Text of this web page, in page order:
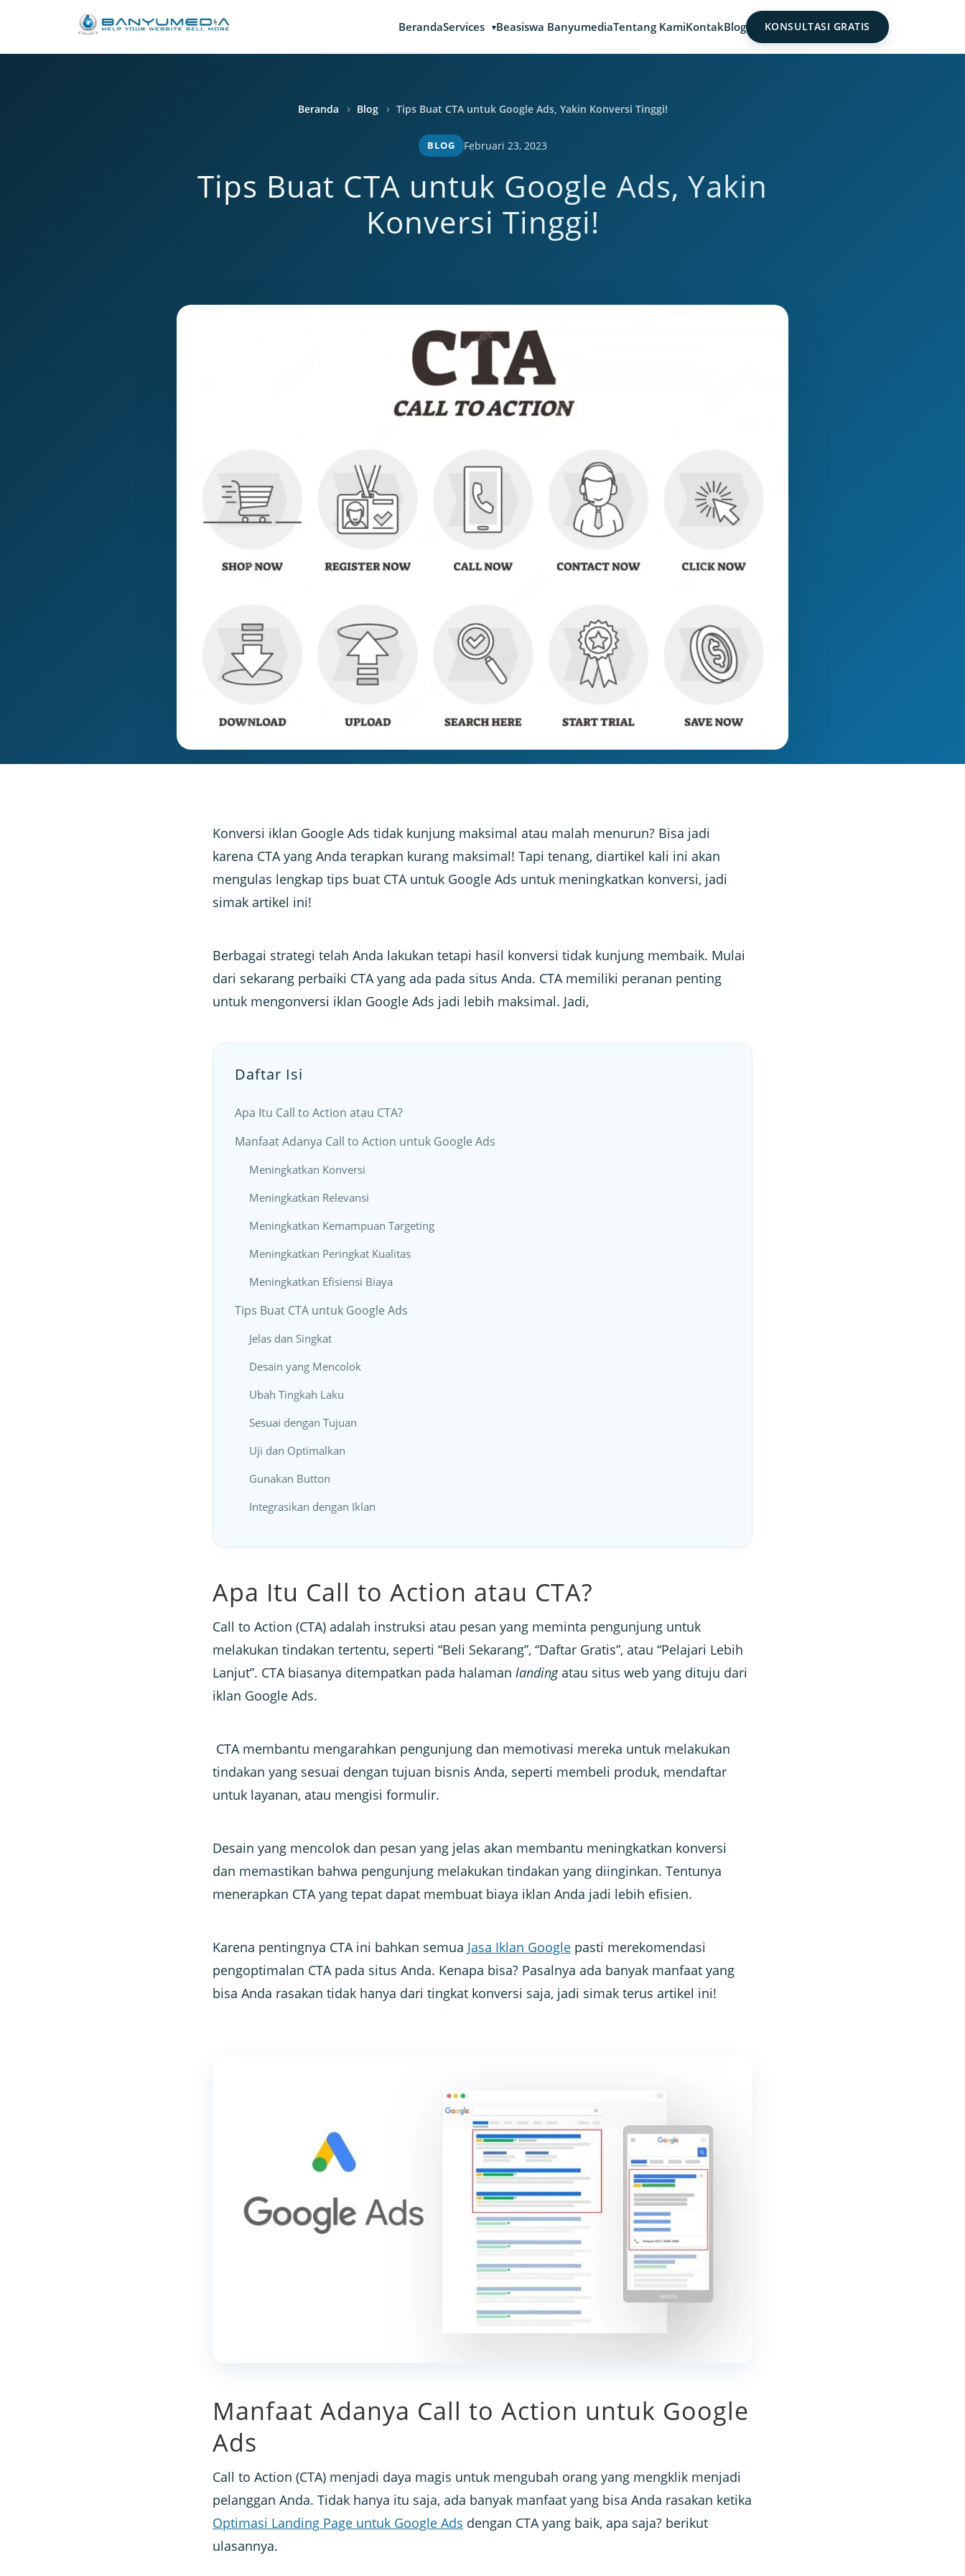
BerandaServices Beasiswa BanyumediaTentang KamiKontakBlog KONSULTASI GRATIS
Beranda Blog Tips Buat CTA untuk Google Ads, Yakin Konversi Tinggi!
BLOG Februari 23, 2023
Tips Buat CTA untuk Google Ads, Yakin
Konversi Tinggi!
Konversi iklan Google Ads tidak kunjung maksimal atau malah menurun? Bisa jadi
karena CTA yang Anda terapkan kurang maksimal! Tapi tenang, diartikel kali ini akan
mengulas lengkap tips buat CTA untuk Google Ads untuk meningkatkan konversi, jadi
simak artikel ini!
Berbagai strategi telah Anda lakukan tetapi hasil konversi tidak kunjung membaik. Mulai
dari sekarang perbaiki CTA yang ada pada situs Anda. CTA memiliki peranan penting
untuk mengonversi iklan Google Ads jadi lebih maksimal. Jadi,
Daftar Isi
Apa Itu Call to Action atau CTA?
Manfaat Adanya Call to Action untuk Google Ads
Meningkatkan Konversi
Meningkatkan Relevansi
Meningkatkan Kemampuan Targeting
Meningkatkan Peringkat Kualitas
Meningkatkan Efisiensi Biaya
Tips Buat CTA untuk Google Ads
Jelas dan Singkat
Desain yang Mencolok
Ubah Tingkah Laku
Sesuai dengan Tujuan
Uji dan Optimalkan
Gunakan Button
Integrasikan dengan Iklan
Apa Itu Call to Action atau CTA?
Call to Action (CTA) adalah instruksi atau pesan yang meminta pengunjung untuk
melakukan tindakan tertentu, seperti “Beli Sekarang”, “Daftar Gratis”, atau “Pelajari Lebih
Lanjut”. CTA biasanya ditempatkan pada halaman landingatau situs web yang dituju dari
iklan Google Ads.
CTA membantu mengarahkan pengunjung dan memotivasi mereka untuk melakukan
tindakan yang sesuai dengan tujuan bisnis Anda, seperti membeli produk, mendaftar
untuk layanan, atau mengisi formulir.
Desain yang mencolok dan pesan yang jelas akan membantu meningkatkan konversi
dan memastikan bahwa pengunjung melakukan tindakan yang diinginkan. Tentunya
menerapkan CTA yang tepat dapat membuat biaya iklan Anda jadi lebih efisien.
Karena pentingnya CTA ini bahkan semua Jasa Iklan Google pasti merekomendasi
pengoptimalan CTA pada situs Anda. Kenapa bisa? Pasalnya ada banyak manfaat yang
bisa Anda rasakan tidak hanya dari tingkat konversi saja, jadi simak terus artikel ini!
Manfaat Adanya Call to Action untuk Google
Ads
Call to Action (CTA) menjadi daya magis untuk mengubah orang yang mengklik menjadi
pelanggan Anda. Tidak hanya itu saja, ada banyak manfaat yang bisa Anda rasakan ketika
Optimasi Landing Page untuk Google Ads dengan CTA yang baik, apa saja? berikut
ulasannya.